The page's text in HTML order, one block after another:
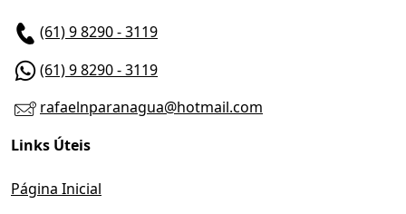
(61) 9 8290 - 3119
(61) 9 8290 - 3119
rafaelnparanagua@hotmail.com
Links Úteis
Página Inicial